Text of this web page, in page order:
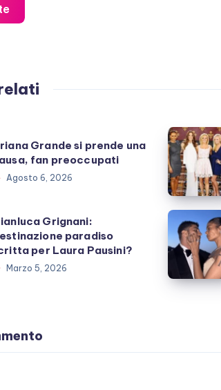
Grande si prende una
fan preoccupati
Agosto 6, 2026
Spice
Girls,
cosa
fanno
ora?
Grignani:
paradiso
per Laura Pausini?
Marzo 5, 2026
Elodie
e
Iannone,
è